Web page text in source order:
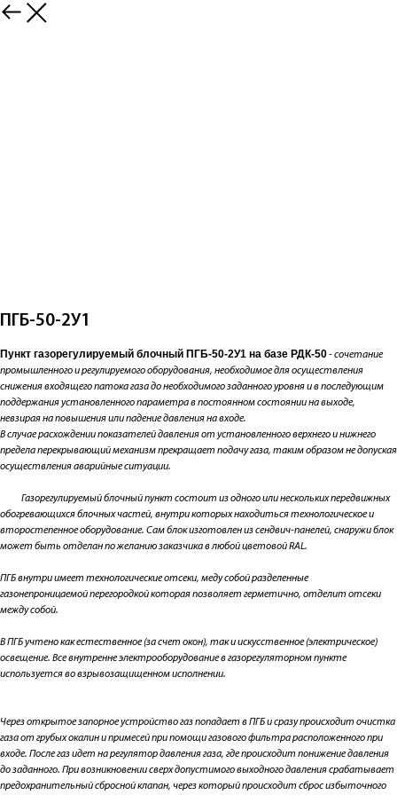
ПГБ-50-2У1
Пункт газорегулируемый блочный ПГБ-50-2У1 на базе РДК-50- сочетание
промышленного и регулируемого оборудования, необходимое для осуществления
снижения входящего патока газа до необходимого заданного уровня и в последующим
поддержания установленного параметра в постоянном состоянии на выходе,
невзирая на повышения или падение давления на входе.
В случае расхождении показателей давления от установленного верхнего и нижнего
предела перекрывающий механизм прекращает подачу газа, таким образом не допуская
осуществления аварийные ситуации.
Газорегулируемый блочный пункт состоит из одного или нескольких передвижных
обогревающихся блочных частей, внутри которых находиться технологическое и
второстепенное оборудование. Сам блок изготовлен из сендвич-панелей, снаружи блок
может быть отделан по желанию заказчика в любой цветовой RAL.
ПГБ внутри имеет технологические отсеки, меду собой разделенные
газонепроницаемой перегородкой которая позволяет герметично, отделит отсеки
между собой.
В ПГБ учтено как естественное (за счет окон), так и искусственное (электрическое)
освещение. Все внутренне электрооборудование в газорегуляторном пункте
используется во взрывозащищенном исполнении.
Через открытое запорное устройство газ попадает в ПГБ и сразу происходит очистка
газа от грубых окалин и примесей при помощи газового фильтра расположенного при
входе. После газ идет на регулятор давления газа, где происходит понижение давления
до заданного. При возникновении сверх допустимого выходного давления срабатывает
предохранительный сбросной клапан, через который происходит сброс избыточного